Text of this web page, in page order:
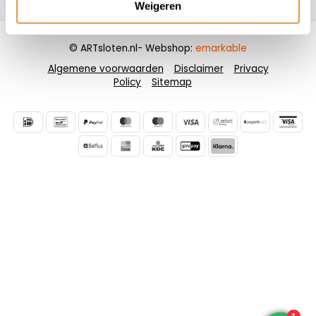
Weigeren
Algemene voorwaarden Disclaimer
Privacy
Policy
Sitemap
© ARTsloten.nl- Webshop: emarkable